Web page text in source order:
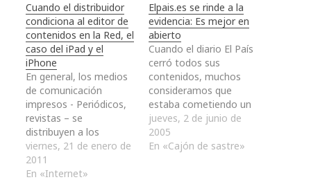
Cuando el distribuidor
condiciona al editor de
contenidos en la Red, el
caso del iPad y el
iPhone
En general, los medios
de comunicación
impresos - Periódicos,
revistas – se
distribuyen a los
distintos puntos de
venta a través de
empresas repartidoras
viernes, 21 de enero de
2011
En «Internet»
Elpais.es se rinde a la
evidencia: Es mejor en
abierto
Cuando el diario El País
cerró todos sus
contenidos, muchos
consideramos que
estaba cometiendo un
error estratégico.
Desde luego que por
aquel entonces,
jueves, 2 de junio de
2005
En «Cajón de sastre»